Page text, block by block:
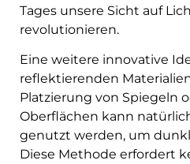
Tages unsere Sicht auf
revolutionieren.
Eine weitere innovative
reflektierenden
Platzierung von Spiegeln
Oberflächen kann
genutzt werden, um
Diese Methode erfordert